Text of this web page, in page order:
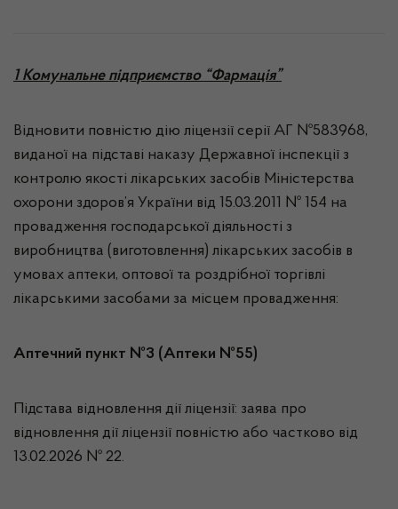
1 Комунальне підприємство “Фармація”
Відновити повністю дію ліцензії серії АГ №583968,
виданої на підставі наказу Державної інспекції з
контролю якості лікарських засобів Міністерства
охорони здоров’я України від 15.03.2011 № 154 на
провадження господарської діяльності з
виробництва (виготовлення) лікарських засобів в
умовах аптеки, оптової та роздрібної торгівлі
лікарськими засобами за місцем провадження:
Аптечний пункт №3 (Аптеки №55)
Підстава відновлення дії ліцензії: заява про
відновлення дії ліцензії повністю або частково від
13.02.2026 № 22.